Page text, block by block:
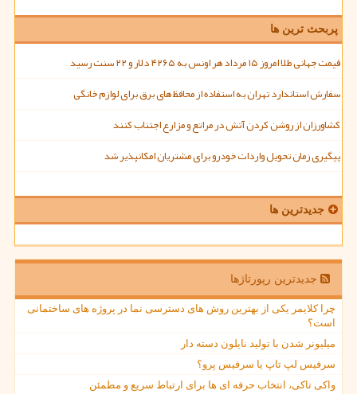
پربحث ترین ها
قیمت جهانی طلا امروز ۱۵ مرداد هر اونس به ۴۲۶۵ دلار و ۲۲ سنت رسید
سفارش استاندارد تهران به استفاده از محافظ های برق برای لوازم خانگی
کشاورزان از روشن کردن آتش در مراتع و مزارع اجتناب کنند
پیگیری زمان تحویل واردات خودرو برای مشتریان امکانپذیر شد
جدیدترین ها
جدیدترین رپورتاژها
چرا کلایمر یکی از بهترین روش های دسترسی نما در پروژه های ساختمانی
است؟
میلیونر شدن با تولید نایلون دسته دار
سرفیس لپ تاپ یا سرفیس پرو؟
واکی تاکی، انتخاب حرفه ای ها برای ارتباط سریع و مطمئن